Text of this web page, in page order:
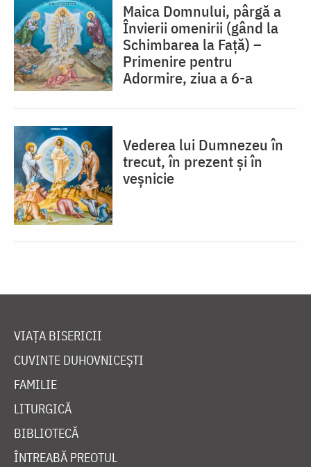
Maica Domnului, pârgă a
Învierii omenirii (gând la
Schimbarea la Față) –
Primenire pentru
Adormire, ziua a 6-a
Vederea lui Dumnezeu în
trecut, în prezent și în
veșnicie
VIAȚA BISERICII
CUVINTE DUHOVNICEȘTI
FAMILIE
LITURGICĂ
BIBLIOTECĂ
ÎNTREABĂ PREOTUL